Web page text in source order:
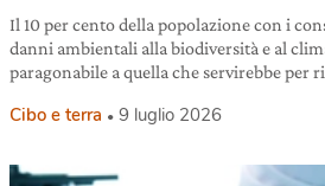
Il 10 per cento della popolazione con i
danni ambientali alla biodiversità e al
paragonabile a quella che servirebbe per
Cibo e terra 9 luglio 2026